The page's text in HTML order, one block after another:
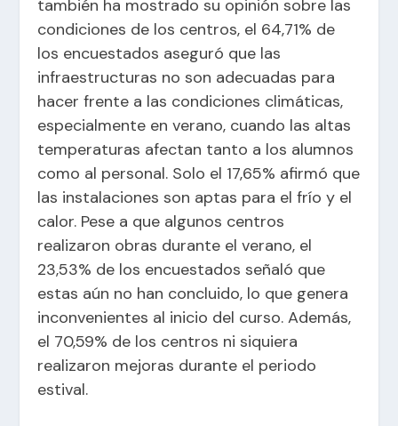
también ha mostrado su opinión sobre las
condiciones de los centros, el 64,71% de
los encuestados aseguró que las
infraestructuras no son adecuadas para
hacer frente a las condiciones climáticas,
especialmente en verano, cuando las altas
temperaturas afectan tanto a los alumnos
como al personal. Solo el 17,65% afirmó que
las instalaciones son aptas para el frío y el
calor. Pese a que algunos centros
realizaron obras durante el verano, el
23,53% de los encuestados señaló que
estas aún no han concluido, lo que genera
inconvenientes al inicio del curso. Además,
el 70,59% de los centros ni siquiera
realizaron mejoras durante el periodo
estival.